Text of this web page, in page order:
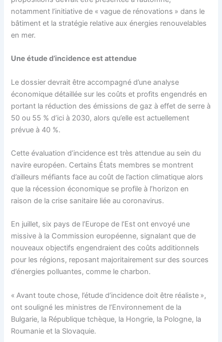
notamment l’initiative de « vague de rénovations » dans le
bâtiment et la stratégie relative aux énergies renouvelables
en mer.
Une étude d’incidence est attendue
Le dossier devrait être accompagné d’une analyse
économique détaillée sur les coûts et profits engendrés en
portant la réduction des émissions de gaz à effet de serre à
50 ou 55 % d’ici à 2030, alors qu’elle est actuellement
prévue à 40 %.
Cette évaluation d’incidence est très attendue au sein du
navire européen. Certains États membres se montrent
d’ailleurs méfiants face au coût de l’action climatique alors
que la récession économique se profile à l’horizon en
raison de la crise sanitaire liée au coronavirus.
En juillet, six pays de l’Europe de l’Est ont envoyé une
missive à la Commission européenne, signalant que de
nouveaux objectifs engendraient des coûts additionnels
pour les régions, reposant majoritairement sur des sources
d’énergies polluantes, comme le charbon.
« Avant toute chose, l’étude d’incidence doit être réaliste »,
ont souligné les ministres de l’Environnement de la
Bulgarie, la République tchèque, la Hongrie, la Pologne, la
Roumanie et la Slovaquie.